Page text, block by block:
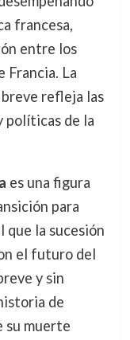
francesa,
entre los
Francia. La
refleja las
políticas de la
es una figura
para
que la sucesión
el futuro del
y sin
de
su muerte